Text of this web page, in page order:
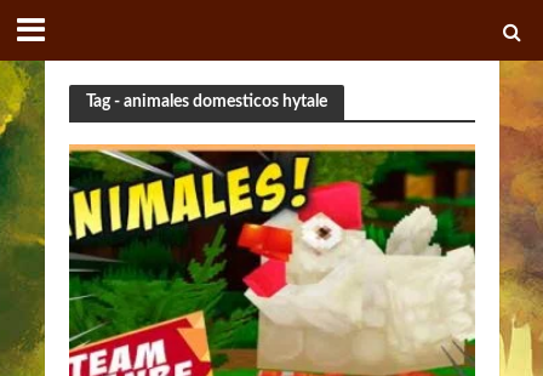
Tag - animales domesticos hytale